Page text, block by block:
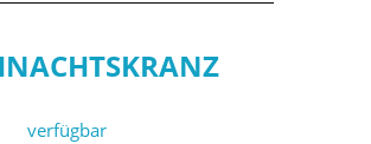
verfügbar